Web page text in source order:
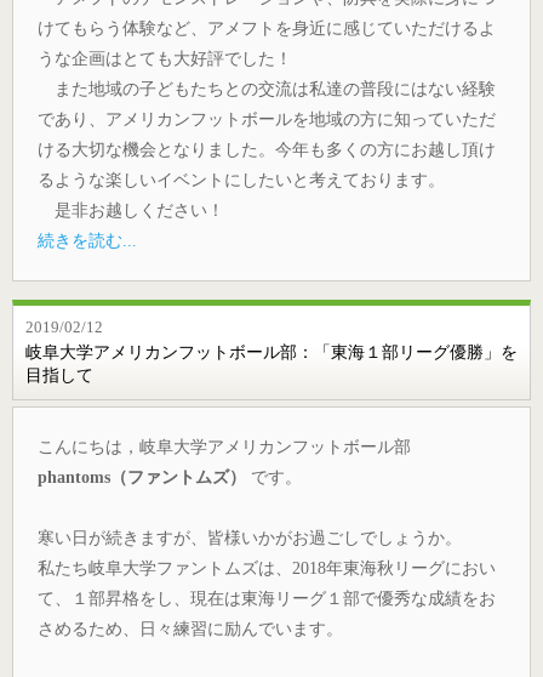
けてもらう体験など、アメフトを身近に感じていただけるよ
うな企画はとても大好評でした！
また地域の子どもたちとの交流は私達の普段にはない経験
であり、アメリカンフットボールを地域の方に知っていただ
ける大切な機会となりました。今年も多くの方にお越し頂け
るような楽しいイベントにしたいと考えております。
是非お越しください！
続きを読む...
2019/02/12
岐阜大学アメリカンフットボール部：「東海１部リーグ優勝」を
目指して
こんにちは，岐阜大学アメリカンフットボール部
phantoms（ファントムズ）
です。
寒い日が続きますが、皆様いかがお過ごしでしょうか。
私たち岐阜大学ファントムズは、2018年東海秋リーグにおい
て、１部昇格をし、現在は東海リーグ１部で優秀な成績をお
さめるため、日々練習に励んでいます。